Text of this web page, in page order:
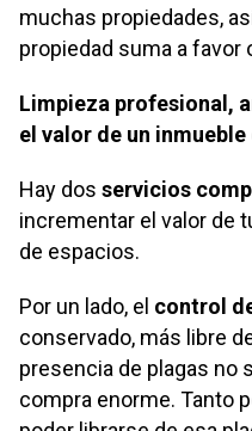
muchas propiedades,
propiedad suma a favor
Limpieza profesional,
el valor de un inmueble
Hay dosservicios
incrementar el valor de
de espacios.
Por un lado, el control
conservado, más libre
presencia de plagas no
compra enorme. Tanto